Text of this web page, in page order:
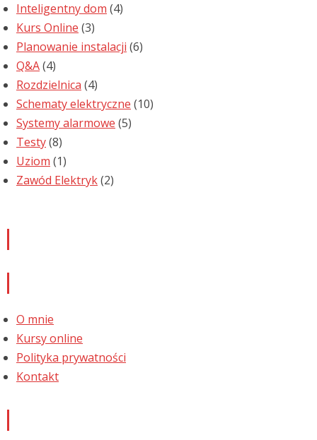
Inteligentny dom (4)
Kurs Online (3)
Planowanie instalacji (6)
Q&A(4)
Rozdzielnica (4)
Schematy elektryczne (10)
Systemy alarmowe (5)
Testy(8)
Uziom (1)
Zawód Elektryk(2)
O mnie
Kursy online
Polityka prywatności
Kontakt